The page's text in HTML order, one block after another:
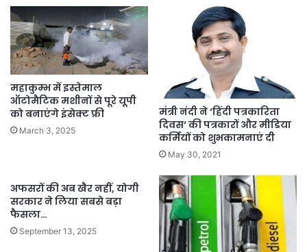
महाकुम्भ में इस्तेमाल
ऑटोमैटिक मशीनों से पूरे यूपी
को बनाएंगे इंसेक्ट फ्री
March 3, 2025
मंत्री नंदी ने ‘हिंदी पत्रकारिता
दिवस‘ की पत्रकारों और मीडिया
कर्मियों को शुभकामनाएं दी
May 30, 2021
अफसरों की अब खैर नहीं, योगी
सरकार ने लिया सबसे बड़ा
फैसला…
September 13, 2025